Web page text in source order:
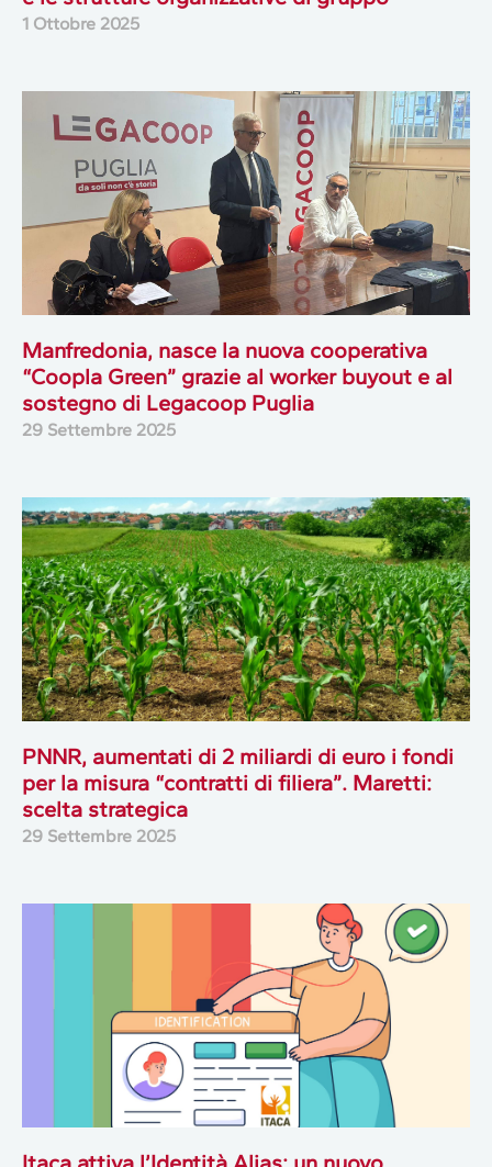
1 Ottobre 2025
Manfredonia, nasce la nuova cooperativa
“Coopla Green” grazie al worker buyout e al
sostegno di Legacoop Puglia
29 Settembre 2025
PNNR, aumentati di 2 miliardi di euro i fondi
per la misura “contratti di filiera”. Maretti:
scelta strategica
29 Settembre 2025